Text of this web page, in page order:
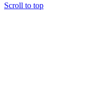
Scroll to top